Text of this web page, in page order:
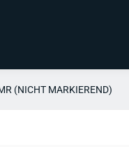
(NICHT MARKIEREND)